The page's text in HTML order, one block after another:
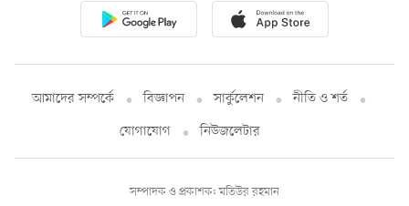
আমাদের সম্পর্কে বিজ্ঞাপন সার্কুলেশন
নীতি ও শর্ত
যোগাযোগ
নিউজলেটার
সম্পাদক ও প্রকাশক: মতিউর রহমান